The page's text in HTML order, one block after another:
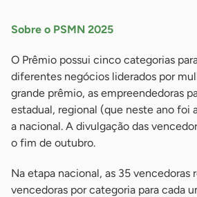
Sobre o PSMN 2025
O Prêmio possui cinco categorias
diferentes negócios liderados por
grande prêmio, as empreendedoras
estadual, regional (que neste ano foi
a nacional. A divulgação das
o fim de outubro.
Na etapa nacional, as 35 vencedoras
vencedoras por categoria para cada